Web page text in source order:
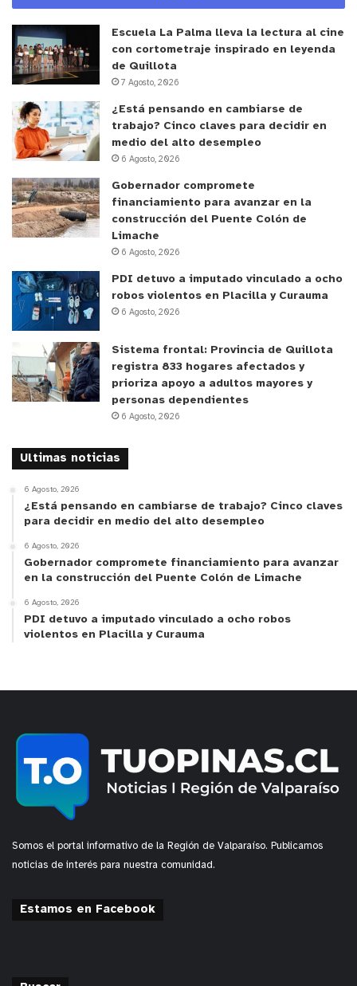
Escuela La Palma lleva la lectura al cine
con cortometraje inspirado en leyenda
de Quillota
7 Agosto, 2026
¿Está pensando en cambiarse de
trabajo? Cinco claves para decidir en
medio del alto desempleo
6 Agosto, 2026
Gobernador compromete
financiamiento para avanzar en la
construcción del Puente Colón de
Limache
6 Agosto, 2026
PDI detuvo a imputado vinculado a ocho
robos violentos en Placilla y Curauma
6 Agosto, 2026
Sistema frontal: Provincia de Quillota
registra 833 hogares afectados y
prioriza apoyo a adultos mayores y
personas dependientes
6 Agosto, 2026
Ultimas noticias
6 Agosto, 2026
¿Está pensando en cambiarse de trabajo? Cinco claves
para decidir en medio del alto desempleo
6 Agosto, 2026
Gobernador compromete financiamiento para avanzar
en la construcción del Puente Colón de Limache
6 Agosto, 2026
PDI detuvo a imputado vinculado a ocho robos
violentos en Placilla y Curauma
Somos el portal informativo de la Región de Valparaíso. Publicamos
noticias de interés para nuestra comunidad.
Estamos en Facebook